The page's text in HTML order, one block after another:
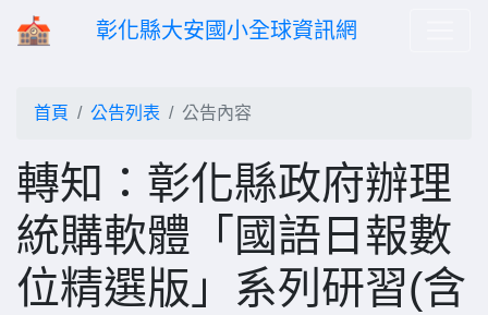
彰化縣大安國小全球資訊網
首頁 公告列表 公告內容
轉知：彰化縣政府辦理
統購軟體「國語日報數
位精選版」系列研習(含